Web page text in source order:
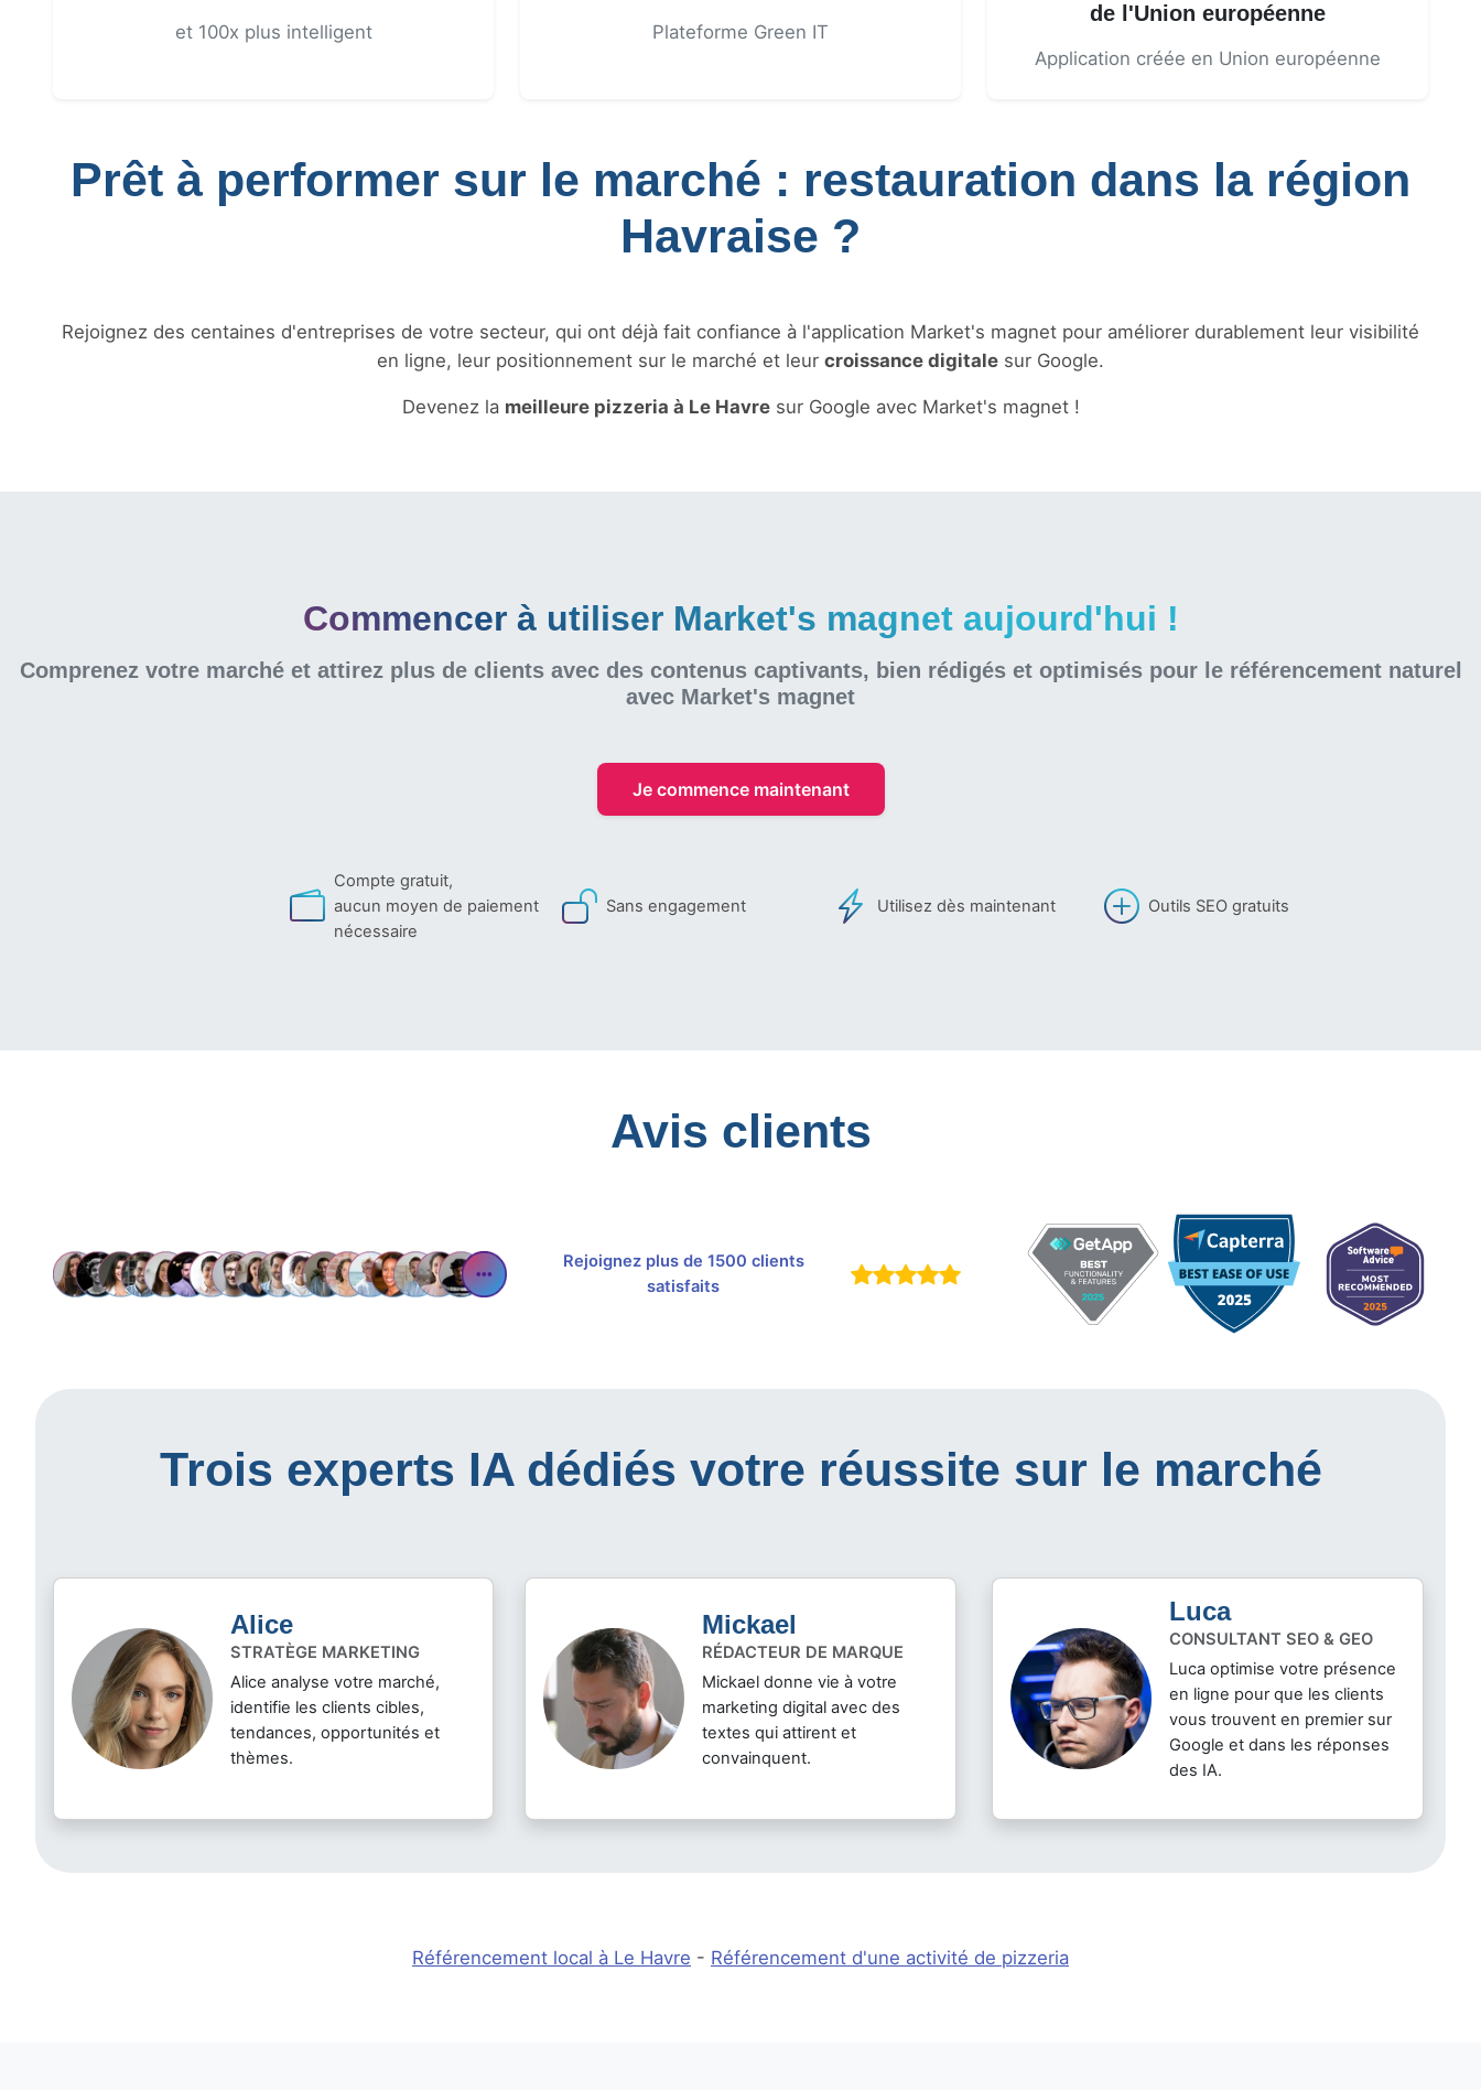
et 100x plus intelligent Plateforme Green IT
de l'Union européenne
Application créée en Union européenne
Prêt à performer sur le marché : restauration dans la région
Havraise ?
Rejoignez des centaines d'entreprises de votre secteur, qui ont déjà fait confiance à l'application Market's magnet pour améliorer durablement leur visibilité
en ligne, leur positionnement sur le marché et leur croissance digitale sur Google.
Devenez la meilleure pizzeria à Le Havresur Google avec Market's magnet !
Commencer à utiliser Market's magnet aujourd'hui !
Comprenez votre marché et attirez plus de clients avec des contenus captivants, bien rédigés et optimisés pour le référencement naturel
avec Market's magnet
Je commence maintenant
Compte gratuit,
aucun moyen de paiement
nécessaire
Sans engagement Utilisez dès maintenant Outils SEO gratuits
Avis clients
Rejoignez plus de 1500 clients
satisfaits
Trois experts IA dédiés votre réussite sur le marché
Alice
STRATÈGE MARKETING
Alice analyse votre marché,
identifie les clients cibles,
tendances, opportunités et
thèmes.
Mickael
RÉDACTEUR DE MARQUE
Mickael donne vie à votre
marketing digital avec des
textes qui attirent et
convainquent.
Luca
CONSULTANT SEO & GEO
Luca optimise votre présence
en ligne pour que les clients
vous trouvent en premier sur
Google et dans les réponses
des IA.
Référencement local à Le Havre - Référencement d'une activité de pizzeria